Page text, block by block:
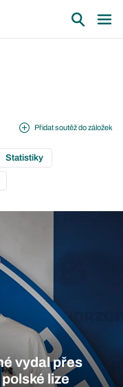
Přidat soutěž do záložek
Statistiky
vydal přes
lize